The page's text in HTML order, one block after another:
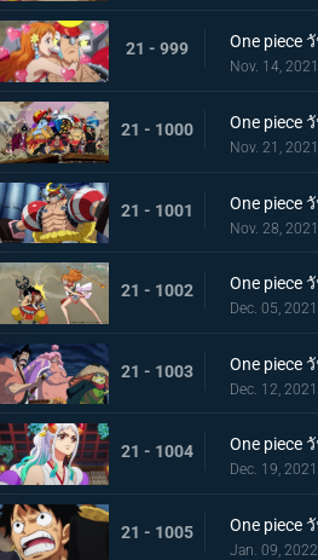
21 - 999
Nov. 14, 2021
21 - 1000
Nov. 21, 2021
21 - 1001
Nov. 28, 2021
21 - 1002
Dec. 05, 2021
21 - 1003
Dec. 12, 2021
21 - 1004
Dec. 19, 2021
21 - 1005
Jan. 09, 2022